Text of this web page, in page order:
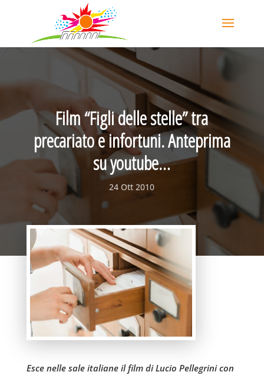
Film “Figli delle stelle” tra
precariato e infortuni. Anteprima
su youtube…
24 Ott 2010
Esce nelle sale italiane il film di Lucio Pellegrini con